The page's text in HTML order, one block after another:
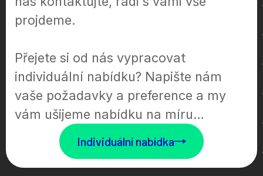
projdeme.
Přejete si od nás vypracovat
individuální nabídku? Napište nám
vaše požadavky a preference a my
vám ušijeme nabídku na míru…
Individuální nabídka